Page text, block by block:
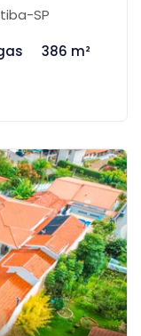
SP
386 m²